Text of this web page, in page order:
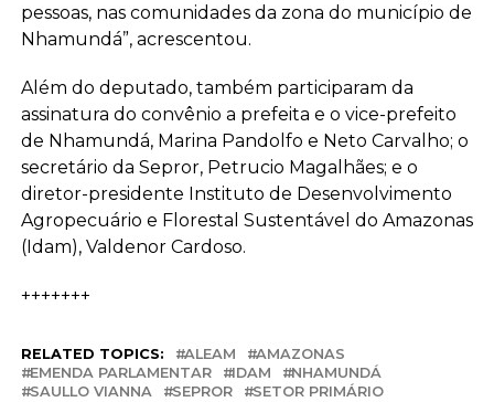
pessoas, nas comunidades da zona do município de
Nhamundá”, acrescentou.
Além do deputado, também participaram da
assinatura do convênio a prefeita e o vice-prefeito
de Nhamundá, Marina Pandolfo e Neto Carvalho; o
secretário da Sepror, Petrucio Magalhães; e o
diretor-presidente Instituto de Desenvolvimento
Agropecuário e Florestal Sustentável do Amazonas
(Idam), Valdenor Cardoso.
+++++++
RELATED TOPICS: ALEAM
AMAZONAS
EMENDA PARLAMENTAR
IDAM
NHAMUNDÁ
SAULLO VIANNA
SEPROR SETOR PRIMÁRIO